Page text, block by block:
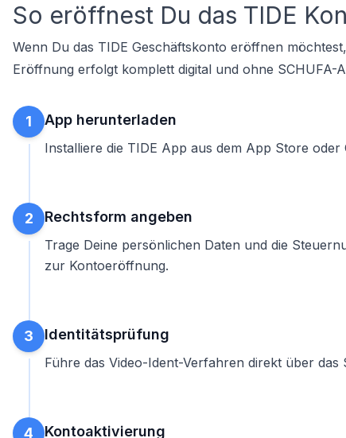
So eröffnest Du das TIDE
Wenn Du das TIDE Geschäftskonto eröffnen
Eröffnung erfolgt komplett digital und ohne SCHUFA-
1 App herunterladen
Installiere die TIDE App aus dem App Store
2 Rechtsform angeben
Trage Deine persönlichen Daten und die
zur Kontoeröffnung.
3 Identitätsprüfung
Führe das Video-Ident-Verfahren direkt über
4 Kontoaktivierung